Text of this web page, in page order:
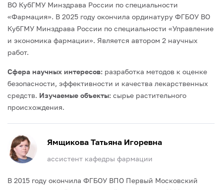
ВО КубГМУ Минздрава России по специальности
«Фармация». В 2025 году окончила ординатуру ФГБОУ ВО
КубГМУ Минздрава России по специальности «Управление
и экономика фармации». Является автором 2 научных
работ.
Сфера научных интересов: разработка методов к оценке
безопасности, эффективности и качества лекарственных
средств. Изучаемые объекты: сырье растительного
происхождения.
Ямщикова Татьяна Игоревна
ассистент кафедры фармации
В 2015 году окончила ФГБОУ ВПО Первый Московский